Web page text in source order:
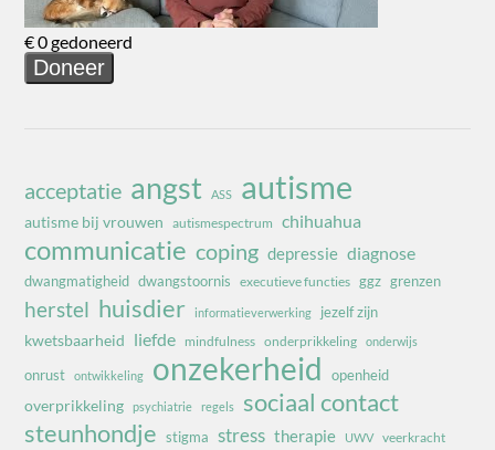
acceptatie angst ASS autisme
autisme bij vrouwen autismespectrum chihuahua
communicatie coping depressie diagnose
dwangmatigheid dwangstoornis executieve functies ggz grenzen
herstel huisdier informatieverwerking jezelf zijn
kwetsbaarheid liefde mindfulness onderprikkeling onderwijs
onrust ontwikkeling onzekerheid openheid
overprikkeling psychiatrie regels
sociaal contact
steunhondje stigma stress therapie UWV veerkracht